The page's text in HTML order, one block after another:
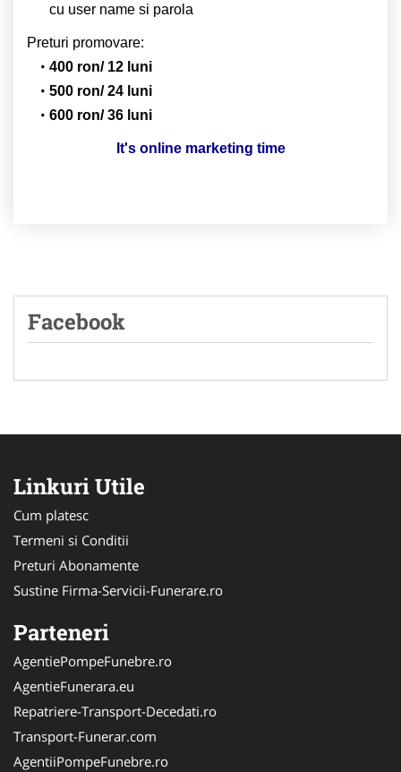
cu user name si parola
Preturi promovare:
400 ron/ 12 luni
500 ron/ 24 luni
600 ron/ 36 luni
It's online marketing time
Facebook
Linkuri Utile
Cum platesc
Termeni si Conditii
Preturi Abonamente
Sustine Firma-Servicii-Funerare.ro
Parteneri
AgentiePompeFunebre.ro
AgentieFunerara.eu
Repatriere-Transport-Decedati.ro
Transport-Funerar.com
AgentiiPompeFunebre.ro